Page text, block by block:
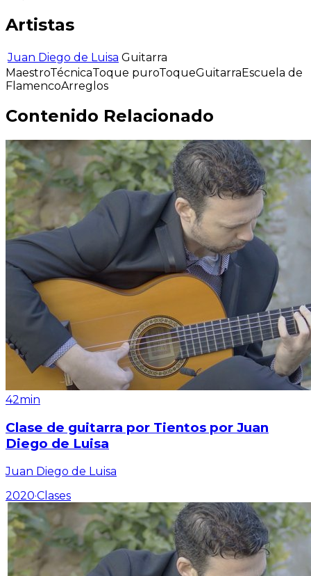
Artistas
Juan Diego de Luisa Guitarra
MaestroTécnicaToque puroToqueGuitarraEscuela de
FlamencoArreglos
Contenido Relacionado
42min
Clase de guitarra por Tientos por Juan
Diego de Luisa
Juan Diego de Luisa
2020·Clases